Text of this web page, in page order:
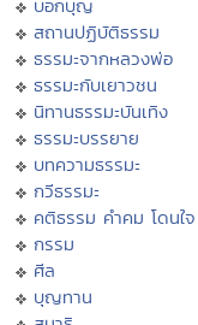
บอกบุญ
สถานปฏิบัติธรรม
ธรรมะจากหลวงพ่อ
ธรรมะกับเยาวชน
นิทานธรรมะบันเทิง
ธรรมะบรรยาย
บทความธรรมะ
กวีธรรมะ
คติธรรม คำคม โดนใจ
กรรม
ศีล
บุญทาน